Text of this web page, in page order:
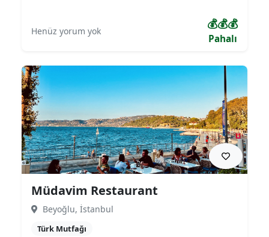
meze menüsü ve deniz ürünleriyle öne çıkan
mekan; aile yemekleri, iş buluşmaları ve özel
çok tercih edilen restoranlarından biridir.
Henüz yorum yok 💰💰💰
Pahalı
Müdavim Restaurant
Beyoğlu, İstanbul
Türk Mutfağı